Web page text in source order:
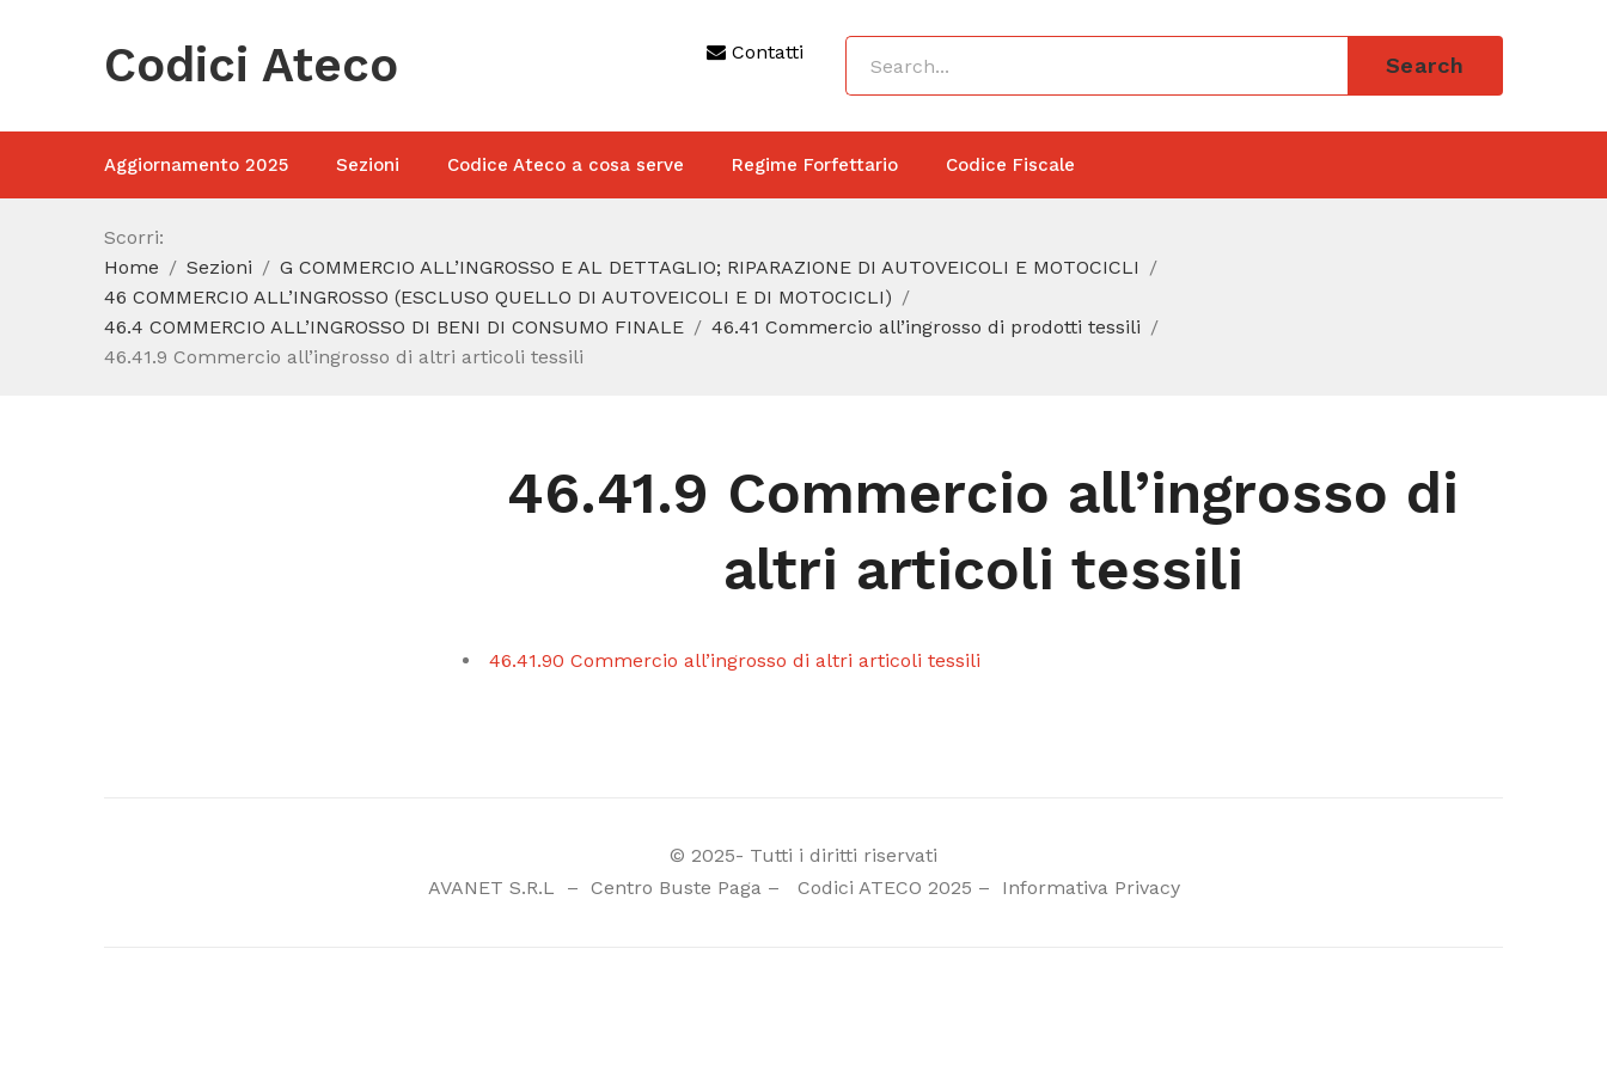
Codici Ateco Contatti
Search
Aggiornamento 2025 Sezioni Codice Ateco a cosa serve Regime Forfettario Codice Fiscale
Scorri:
Home
Sezioni
G COMMERCIO ALL’INGROSSO E AL DETTAGLIO; RIPARAZIONE DI AUTOVEICOLI E MOTOCICLI
46 COMMERCIO ALL’INGROSSO (ESCLUSO QUELLO DI AUTOVEICOLI E DI MOTOCICLI)
46.4 COMMERCIO ALL’INGROSSO DI BENI DI CONSUMO FINALE
46.41 Commercio all’ingrosso di prodotti tessili
46.41.9 Commercio all’ingrosso di altri articoli tessili
46.41.9 Commercio all’ingrosso di
altri articoli tessili
46.41.90 Commercio all’ingrosso di altri articoli tessili
© 2025- Tutti i diritti riservati
AVANET S.R.L
– Centro Buste Paga– Codici ATECO 2025 – Informativa Privacy